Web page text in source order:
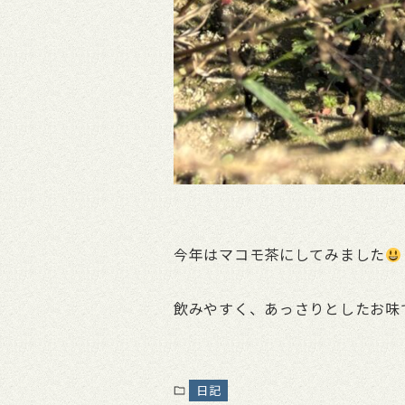
今年はマコモ茶にしてみました
飲みやすく、あっさりとしたお味
日記